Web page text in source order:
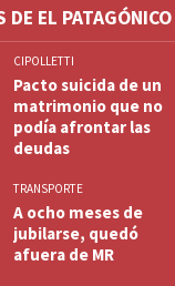
DE EL PATAGÓNICO
CIPOLLETTI
Pacto suicida de un
matrimonio que no
podía afrontar las
deudas
TRANSPORTE
A ocho meses de
jubilarse, quedó
afuera de MR